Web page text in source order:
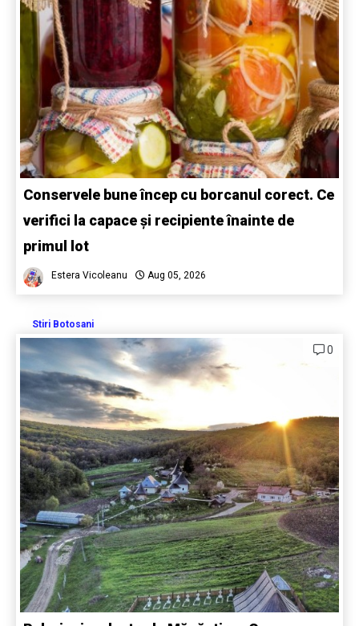
Conservele bune încep cu borcanul corect. Ce
verifici la capace și recipiente înainte de
primul lot
Estera Vicoleanu Aug 05, 2026
Stiri Botosani
0